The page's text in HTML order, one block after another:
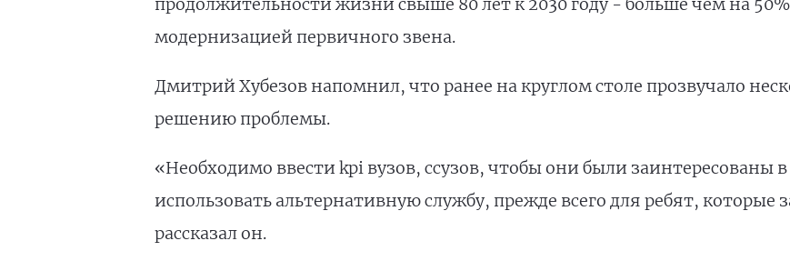
модернизацией первичного звена.
Дмитрий Хубезов напомнил, что ранее на круглом столе прозвучало
решению проблемы.
«Необходимо ввести kpi вузов, ссузов, чтобы они были заинтересованы
использовать альтернативную службу, прежде всего для ребят,
рассказал он.